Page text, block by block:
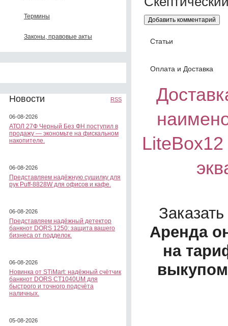
Термины
Законы, правовые акты
Новости RSS
06-08-2026
АТОЛ 27Ф Черный Без ФН поступил в
продажу — экономьте на фискальном
накопителе.
06-08-2026
Представляем надёжную сушилку для
рук Puff-8828W для офисов и кафе.
06-08-2026
Представляем надёжный детектор
банкнот DORS 1250: защита вашего
бизнеса от подделок.
06-08-2026
Новинка от STiMart: надёжный счётчик
банкнот DORS CT1040UM для
быстрого и точного подсчёта
наличных.
05-08-2026
Статьи
Оплата и Доставка
Аренда
на
выкупом